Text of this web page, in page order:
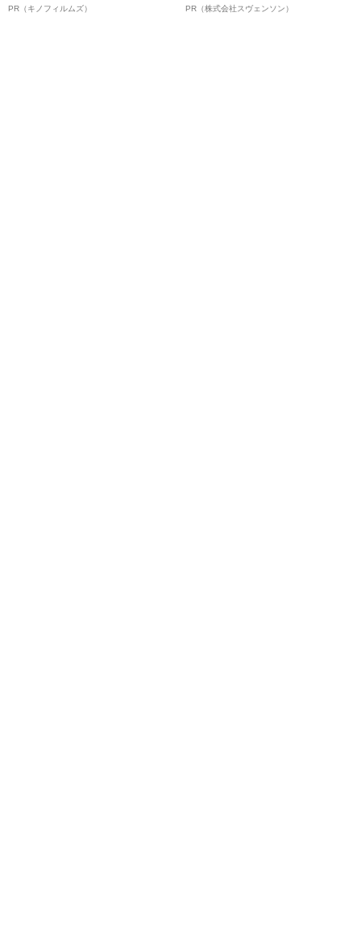
ルインタビュー“観客を魅了した
PR（キノフィルムズ）
オイ”や“ベタつき”を解消す
PR（株式会社スヴェンソン）